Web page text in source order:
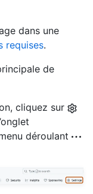
dans une
requises.
de
cliquez sur
déroulant